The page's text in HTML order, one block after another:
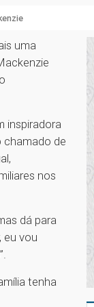
uma
inspiradora
chamado de
nos
dá para
eu vou
tenha